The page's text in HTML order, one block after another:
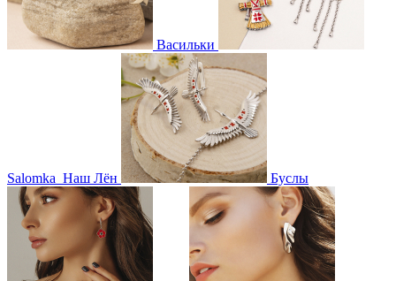
Васильки
Salomka Наш Лён Буслы